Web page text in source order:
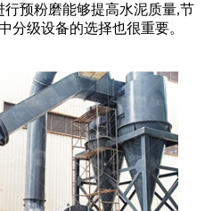
预粉磨能够提高水泥质量,节
分级设备的选择也很重要。